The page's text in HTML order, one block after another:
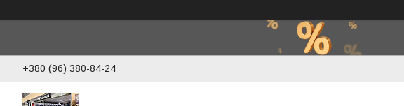
+380 (96) 380-84-24